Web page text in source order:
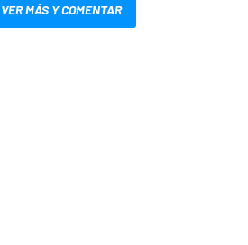
VER MÁS Y COMENTAR